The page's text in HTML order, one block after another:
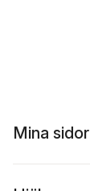
Mina sidor